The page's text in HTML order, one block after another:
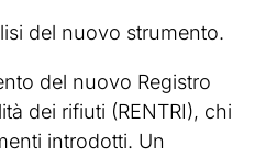
del nuovo strumento.
del nuovo Registro
dei rifiuti (RENTRI), chi
introdotti. Un